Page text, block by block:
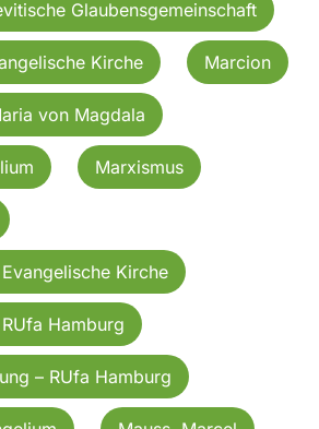
Glaubensgemeinschaft
Kirche Marcion
von Magdala
Marxismus
Kirche
Hamburg
– RUfa Hamburg